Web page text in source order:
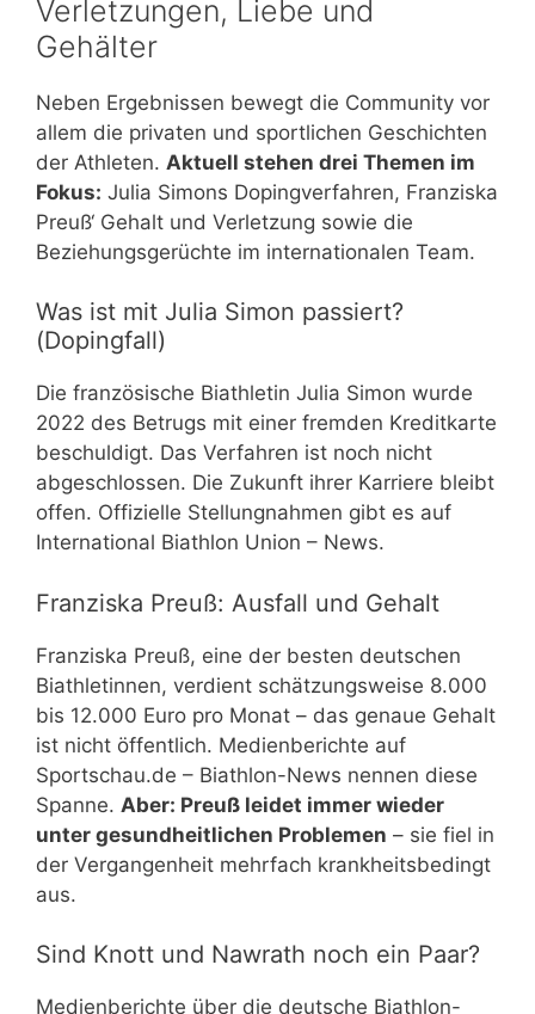
Verletzungen, Liebe und
Gehälter
Neben Ergebnissen bewegt die Community vor
allem die privaten und sportlichen Geschichten
der Athleten. Aktuell stehen drei Themen im
Fokus: Julia Simons Dopingverfahren, Franziska
Preuß‘ Gehalt und Verletzung sowie die
Beziehungsgerüchte im internationalen Team.
Was ist mit Julia Simon passiert?
(Dopingfall)
Die französische Biathletin Julia Simon wurde
2022 des Betrugs mit einer fremden Kreditkarte
beschuldigt. Das Verfahren ist noch nicht
abgeschlossen. Die Zukunft ihrer Karriere bleibt
offen. Offizielle Stellungnahmen gibt es auf
International Biathlon Union – News.
Franziska Preuß: Ausfall und Gehalt
Franziska Preuß, eine der besten deutschen
Biathletinnen, verdient schätzungsweise 8.000
bis 12.000 Euro pro Monat – das genaue Gehalt
ist nicht öffentlich. Medienberichte auf
Sportschau.de – Biathlon-News nennen diese
Spanne. Aber: Preuß leidet immer wieder
unter gesundheitlichen Problemen – sie fiel in
der Vergangenheit mehrfach krankheitsbedingt
aus.
Sind Knott und Nawrath noch ein Paar?
Medienberichte über die deutsche Biathlon-